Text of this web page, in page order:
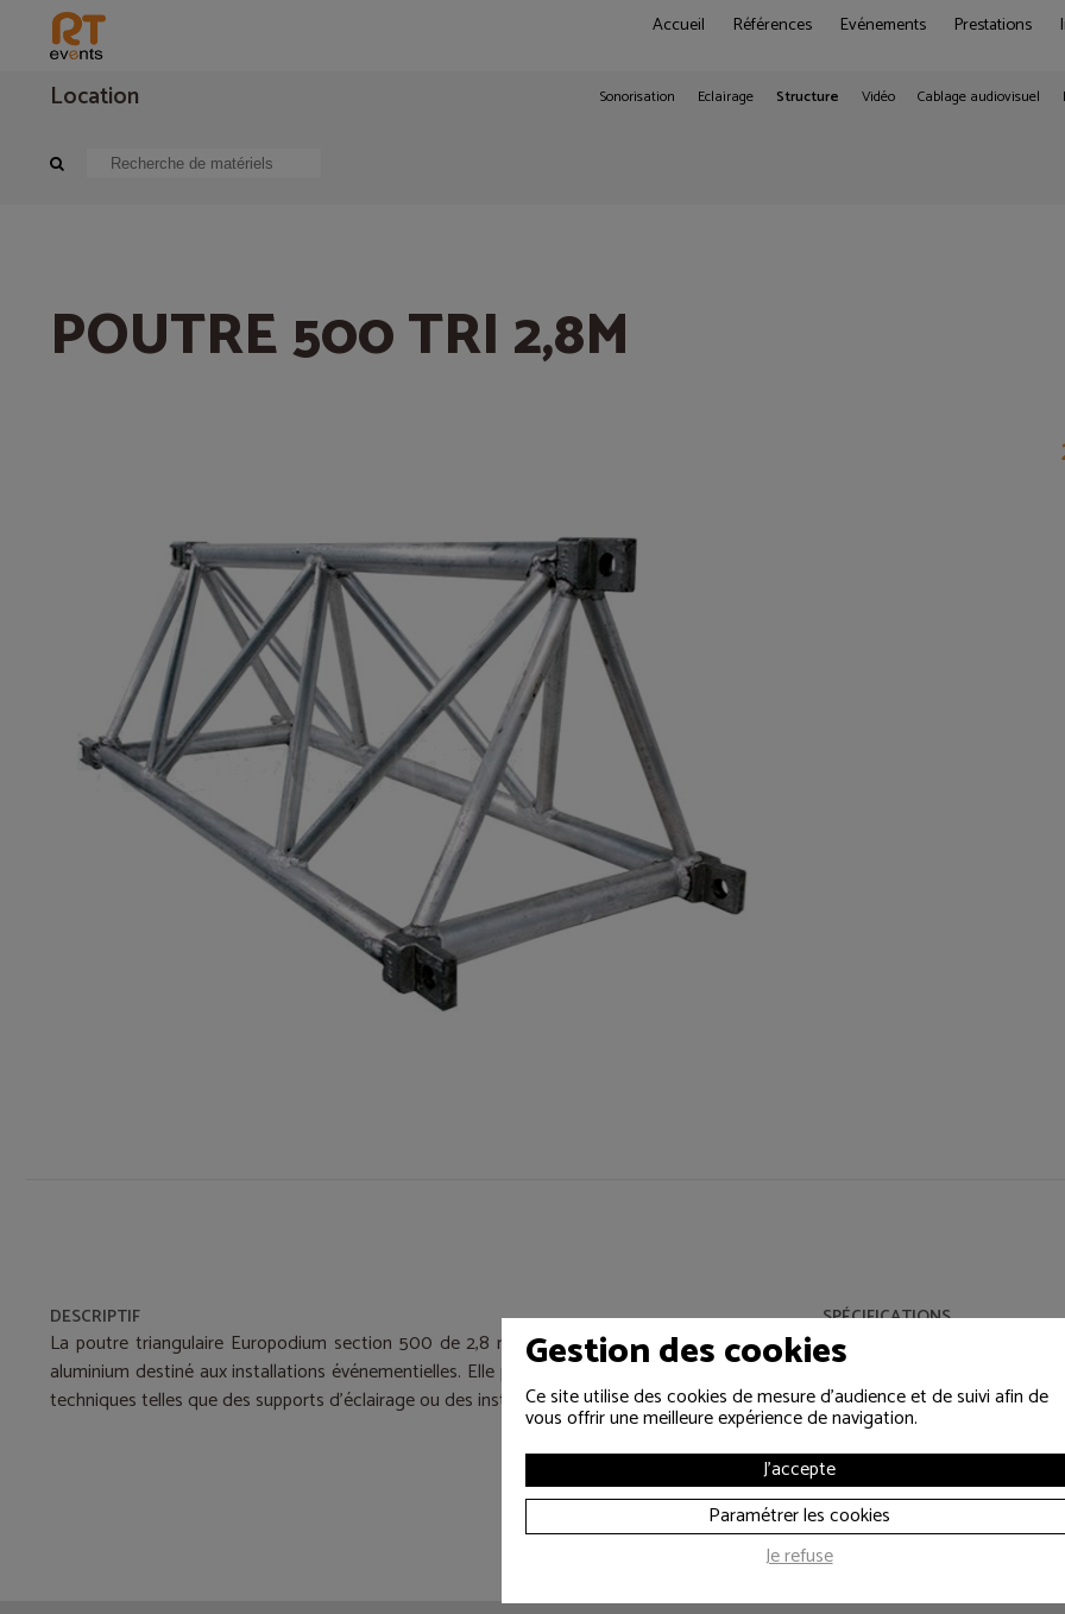
Accueil Références Evénements Prestations
Location Sonorisation Eclairage Structure Vidéo Cablage audiovisuel
Structure Elément de structure aluminium
POUTRE 500 TRI 2,8M
DESCRIPTIF
La poutre triangulaire Europodium section 500 de 2,8 m est un élément de structure en
aluminium destiné aux installations événementielles. Elle permet la réalisation de structures
techniques telles que des supports d’éclairage ou des installations suspendues.
SPÉCIFICATIONS
Marque :
Type :
Élément de structure
Section :500
Longueur :2,8 m
Gestion des cookies
Ce site utilise des cookies de mesure d'audience et de suivi afin de
vous offrir une meilleure expérience de navigation.
J'accepte
Paramétrer les cookies
Je refuse